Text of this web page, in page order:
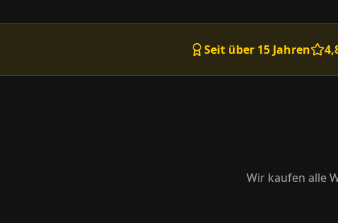
Seit über 15 Jahren
Wir kaufen alle